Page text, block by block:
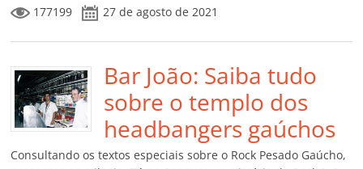
c
e
b
o
o
k
itt
er
ai
l
at
s
A
p
p
k
e
dI
n
o
gl
e
Cl
a
ss
y
Li
n
k
p
ar
til
h
ar
177199 27 de agosto de 2021
Bar João: Saiba tudo
sobre o templo dos
headbangers gaúchos
Consultando os textos especiais sobre o Rock Pesado Gaúcho,